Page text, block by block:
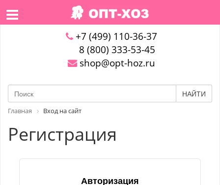
+7 (499) 110-36-37
8 (800) 333-53-45
shop@opt-hoz.ru
НАЙТИ
Главная Вход на сайт
Регистрация
Авторизация